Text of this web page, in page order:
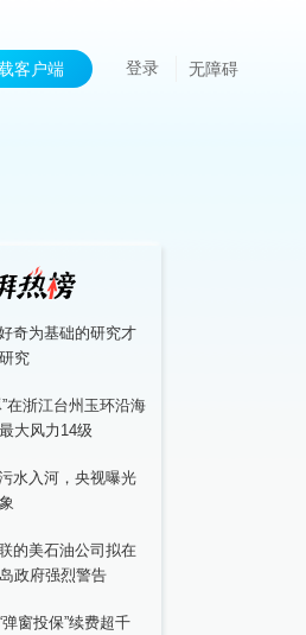
客户端 登录 无障碍
奇为基础的研究才
究
在浙江台州玉环沿海
大风力14级
水入河，央视曝光
的美石油公司拟在
政府强烈警告
窗投保”续费超千